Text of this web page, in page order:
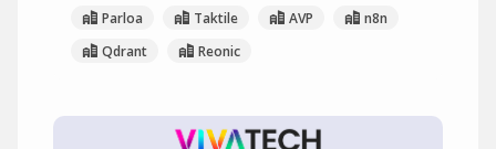
Parloa
Taktile AVP
n8n
Qdrant
Reonic